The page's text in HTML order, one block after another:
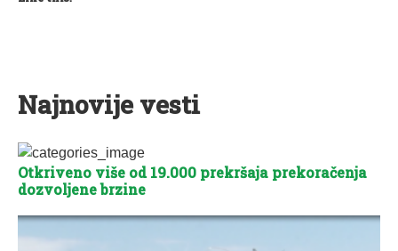
Najnovije vesti
Otkriveno više od 19.000 prekršaja prekoračenja
dozvoljene brzine